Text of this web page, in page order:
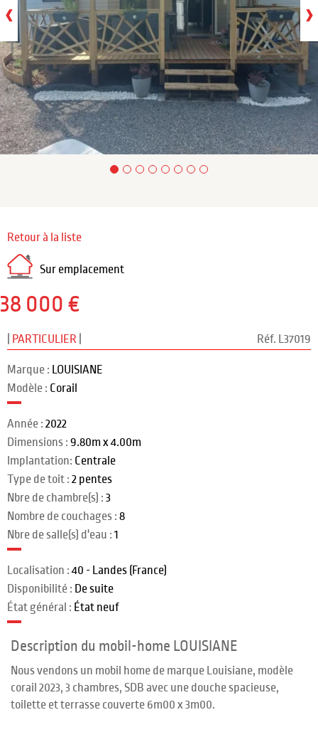
‹ ›
Retour à la liste
Sur emplacement
38 000 €
PARTICULIER Réf. L37019
Marque : LOUISIANE
Modèle : Corail
Année : 2022
Dimensions : 9.80m x 4.00m
Implantation: Centrale
Type de toit : 2 pentes
Nbre de chambre(s) : 3
Nombre de couchages : 8
Nbre de salle(s) d'eau : 1
Localisation : 40 - Landes (France)
Disponibilité : De suite
État général : État neuf
Description du mobil-home LOUISIANE
Nous vendons un mobil home de marque Louisiane, modèle
corail 2023, 3 chambres, SDB avec une douche spacieuse,
toilette et terrasse couverte 6m00 x 3m00.